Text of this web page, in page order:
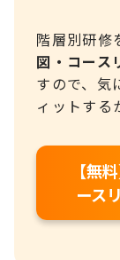
階層別研修
図・コース
すので、気
ィットする
【無
ース